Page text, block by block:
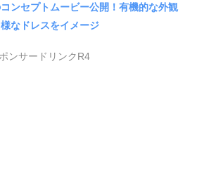
ンセプトムービー公開！有機的な外観
なドレスをイメージ
ンサードリンクR4